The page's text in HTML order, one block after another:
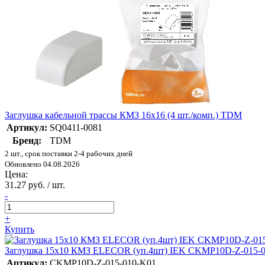
Заглушка кабельной трассы КМЗ 16х16 (4 шт./комп.) TDM
Артикул: SQ0411-0081
Бренд:
TDM
2 шт., срок поставки 2-4 рабочих дней
Обновлено 04.08.2026
Цена:
31.27 руб. / шт.
-
+
Купить
Заглушка 15х10 КМЗ ELECOR (уп.4шт) IEK CKMP10D-Z-015-
Артикул: CKMP10D-Z-015-010-K01